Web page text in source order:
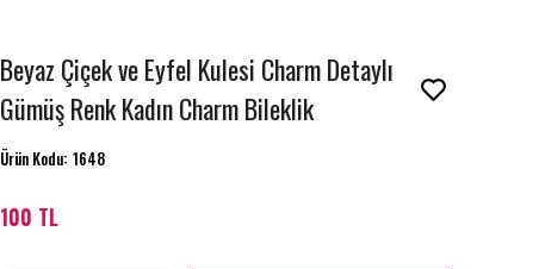
Beyaz Çiçek ve Eyfel Kulesi Charm Detaylı
Gümüş Renk Kadın Charm Bileklik
Ürün Kodu: 1648
100 TL